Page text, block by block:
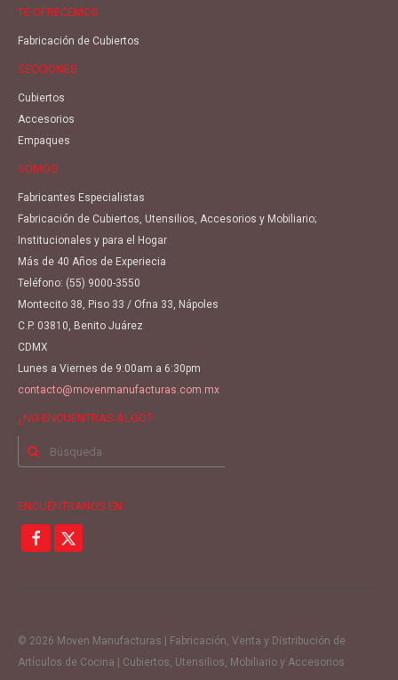
TE OFRECEMOS
Fabricación de Cubiertos
SECCIONES
Cubiertos
Accesorios
Empaques
SOMOS
Fabricantes Especialistas
Fabricación de Cubiertos, Utensilios, Accesorios y Mobiliario;
Institucionales y para el Hogar
Más de 40 Años de Experiecia
Teléfono: (55) 9000-3550
Montecito 38, Piso 33 / Ofna 33, Nápoles
C.P. 03810, Benito Juárez
CDMX
Lunes a Viernes de 9:00am a 6:30pm
contacto@movenmanufacturas.com.mx
¿NO ENCUENTRAS ALGO?
Buscar
por:
ENCUÉNTRANOS EN
© 2026 Moven Manufacturas | Fabricación, Venta y Distribución de
Artículos de Cocina | Cubiertos, Utensilios, Mobiliario y Accesorios